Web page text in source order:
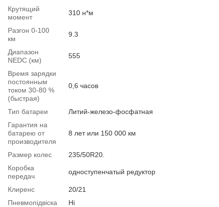
Крутящий
момент
310 н*м
Разгон 0-100
км
9.3
Диапазон
NEDC (км)
555
Время зарядки
постоянным
током 30-80 %
(быстрая)
0,6 часов
Тип батареи
Литий-железо-фосфатная
Гарантия на
батарею от
производителя
8 лет или 150 000 км
Размер колес
235/50R20.
Коробка
передач
одноступенчатый редуктор
Клиренс
20/21
Пневмопідвіска
Ні